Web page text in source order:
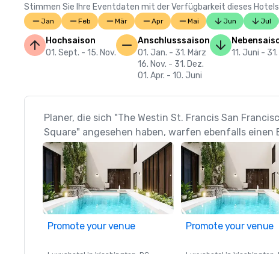
Stimmen Sie Ihre Eventdaten mit der Verfügbarkeit dieses
Jan Feb Mär Apr Mai Jun Jul
Hochsaison
01. Sept. - 15. Nov.
Anschlusssaison
01. Jan. - 31. März
16. Nov. - 31. Dez.
01. Apr. - 10. Juni
11. Juni -
Planer, die sich "The Westin St. Francis San
Square" angesehen haben, warfen ebenfalls einen
Promote your venue Promote your venue